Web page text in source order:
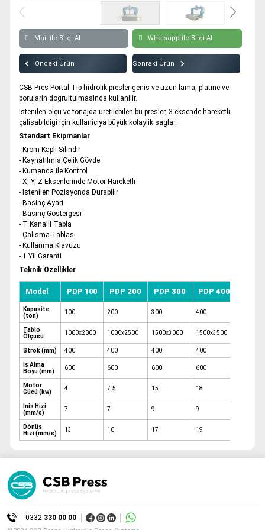
Tüm hakkı saklıdır. Sitemizde kullanılan tüm içerik ve görseller
CSB Pres’e ait olup izinsiz kullanımı hukuki yaptırıma tabidir.
Modüler Su Deposu Delik Delme Presi
Mail ile Bilgi Al Whatsapp ile Bilgi Al
Önceki Ürün Sonraki Ürün
CSB Pres Portal Tip hidrolik presler genis ve uzun lama, platine ve
borularin dogrultulmasinda kullanilir.
Istenilen ölçü ve tonajda üretilebilen bu presler, 3 eksende hareketli
çalisabildigi için kullaniciya büyük kolaylik saglar.
Standart Ekipmanlar
- Krom Kapli Silindir
- Kaynatilmis Çelik Gövde
- Kumanda ile Kontrol
- X, Y, Z Eksenlerinde Motor Hareketli
- Istenilen Pozisyonda Durabilir
- Basinç Ayari
- Basinç Göstergesi
- T Kanalli Tabla
- Çalisma Tablasi
- Kullanma Klavuzu
- 1 Yil Garanti
Teknik Özellikler
Model PDP 100 PDP 200 PDP 300 PDP 400
Kapasite
(ton)
100 200 300 400
Tablo
Ölçüsü
1000x2000 1000x2500 1500x3000 1500x3500
Strok (mm) 400 400 400 400
Is Alma
Boyu (mm)
600 600 600 600
Motor
Gücü (kw)
4 7.5 15 18
Inis Hizi
(mm/s)
7 7 9 9
Dönüs
Hizi (mm/s)
13 10 17 19
0332 330 00 00